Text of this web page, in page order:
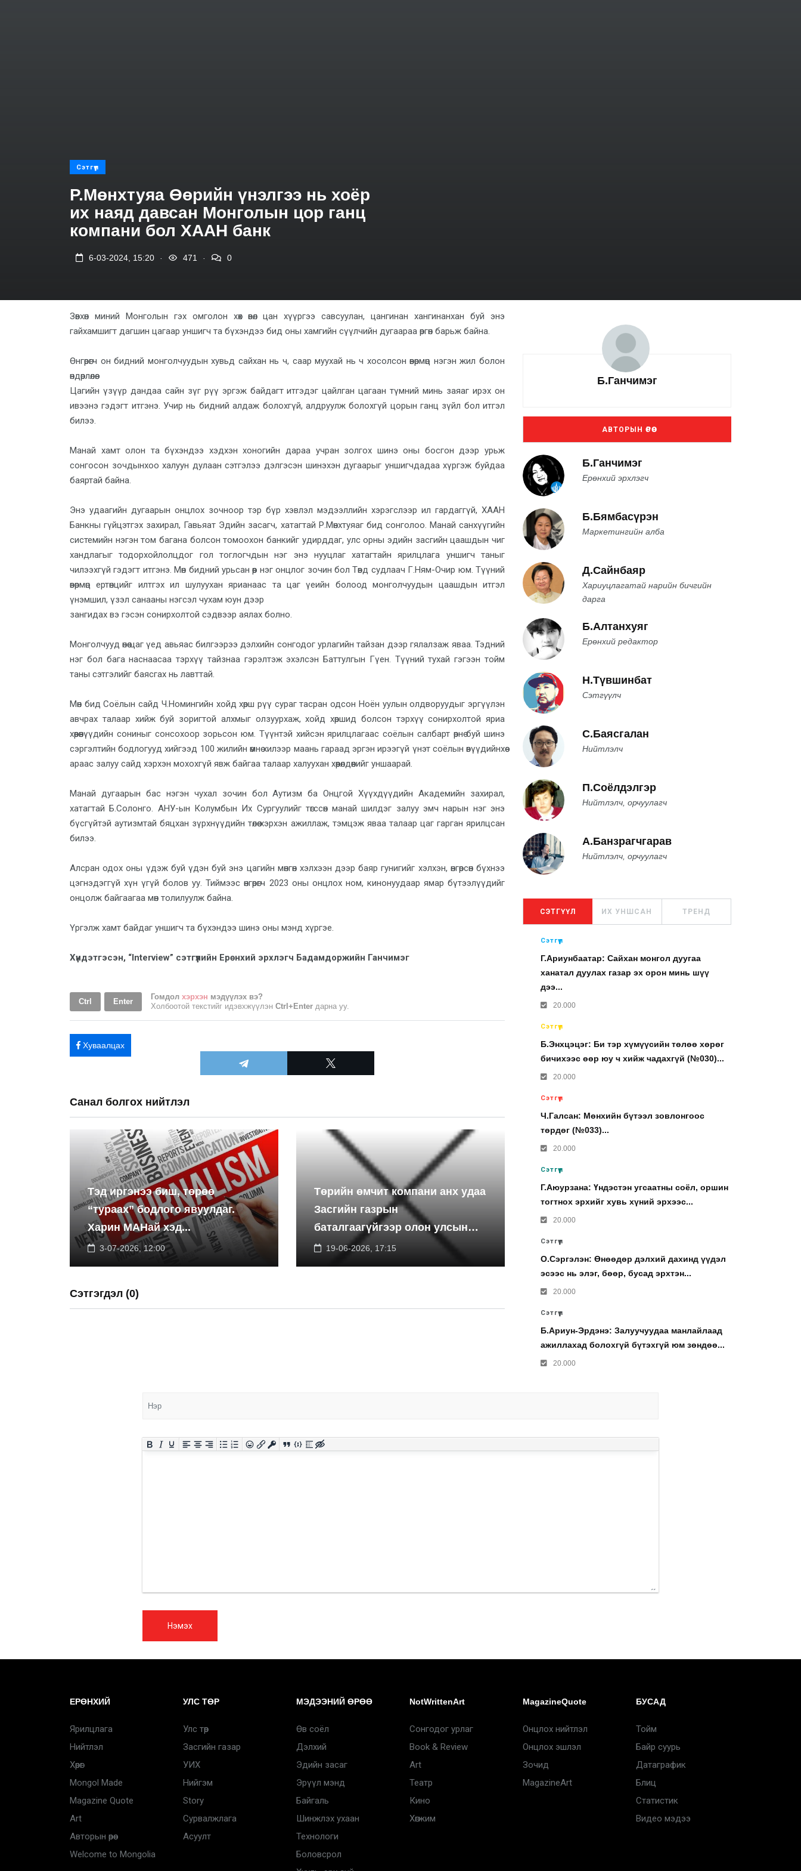
Сэтгүүл
Р.Мөнхтуяа Өөрийн үнэлгээ нь хоёр
их наяд давсан Монголын цор ганц
компани бол ХААН банк
6-03-2024, 15:20 471 0
Зөвхөн миний Монголын гэх омголон хөх өвөл цан хүүргээ савсуулан, цангинан хангинанхан буй энэ
гайхамшигт дагшин цагаар уншигч та бүхэндээ бид оны хамгийн сүүлчийн дугаараа өргөн барьж байна.
Өнгөрөгч он бидний монголчуудын хувьд сайхан нь ч, саар муухай нь ч хосолсон өвөрмөц нэгэн жил болон
өндөрлөлөө.
Цагийн үзүүр дандаа сайн зүг рүү эргэж байдагт итгэдэг цайлган цагаан түмний минь заяаг ирэх он
ивээнэ гэдэгт итгэнэ. Учир нь бидний алдаж болохгүй, алдруулж болохгүй цорын ганц зүйл бол итгэл
билээ.
Манай хамт олон та бүхэндээ хэдхэн хоногийн дараа учран золгох шинэ оны босгон дээр урьж
сонгосон зочдынхоо халуун дулаан сэтгэлээ дэлгэсэн шинэхэн дугаарыг уншигчдадаа хүргэж буйдаа
баяртай байна.
Энэ удаагийн дугаарын онцлох зочноор тэр бүр хэвлэл мэдээллийн хэрэгслээр ил гардаггүй, ХААН
Банкны гүйцэтгэх захирал, Гавьяат Эдийн засагч, хатагтай Р.Мөнхтуяаг бид сонголоо. Манай санхүүгийн
системийн нэгэн том багана болсон томоохон банкийг удирддаг, улс орны эдийн засгийн цаашдын чиг
хандлагыг тодорхойлолцдог гол тоглогчдын нэг энэ нууцлаг хатагтайн ярилцлага уншигч таныг
чилээхгүй гэдэгт итгэнэ. Мөн бидний урьсан өөр нэг онцлог зочин бол Төвд судлаач Г.Ням-Очир юм. Түүний
өвөрмөц ертөнцийг илтгэх ил шулуухан ярианаас та цаг үеийн болоод монголчуудын цаашдын итгэл
үнэмшил, үзэл санааны нэгсэл чухам юун дээр
зангидах вэ гэсэн сонирхолтой сэдвээр аялах болно.
Монголчууд өнөө цаг үед авьяас билгээрээ дэлхийн сонгодог урлагийн тайзан дээр гялалзаж яваа. Тэдний
нэг бол бага наснаасаа тэрхүү тайзнаа гэрэлтэж эхэлсэн Баттулгын Гүен. Түүний тухай гэгээн тойм
таны сэтгэлийг баясгах нь лавттай.
Мөн бид Соёлын сайд Ч.Номингийн хойд хөрш рүү сураг тасран одсон Ноён уулын олдворуудыг эргүүлэн
авчрах талаар хийж буй зоригтой алхмыг олзуурхаж, хойд хөршид болсон тэрхүү сонирхолтой яриа
хөөрөөнүүдийн сониныг сонсохоор зорьсон юм. Түүнтэй хийсэн ярилцлагаас соёлын салбарт өрнө буй шинэ
сэргэлтийн бодлогууд хийгээд 100 жилийн өмнө хилээр маань гараад эргэн ирээгүй үнэт соёлын өвүүдийнхөө
араас залуу сайд хэрхэн мохохгүй явж байгаа талаар халуухан хөөрөлдөөнийг уншаарай.
Манай дугаарын бас нэгэн чухал зочин бол Аутизм ба Онцгой Хүүхдүүдийн Академийн захирал,
хатагтай Б.Солонго. АНУ-ын Колумбын Их Сургуулийг төгссөн манай шилдэг залуу эмч нарын нэг энэ
бүсгүйтэй аутизмтай бяцхан зүрхнүүдийн төлөө хэрхэн ажиллаж, тэмцэж яваа талаар цаг гарган ярилцсан
билээ.
Алсран одох оны үдэж буй үдэн буй энэ цагийн мөнгөн хэлхээн дээр баяр гунигийг хэлхэн, өнгөрсөн бүхнээ
цэгнэдэггүй хүн үгүй болов уу. Тиймээс өнгөрөгч 2023 оны онцлох ном, кинонуудаар ямар бүтээлүүдийг
онцолж байгаагаа мөн толилуулж байна.
Үргэлж хамт байдаг уншигч та бүхэндээ шинэ оны мэнд хүргэе.
Хүндэтгэсэн, “Interview” сэтгүүлийн Ерөнхий эрхлэгч Бадамдоржийн Ганчимэг
Ctrl Enter
Гомдол хэрхэн мэдүүлэх вэ?
Холбоотой текстийг идэвхжүүлэн Ctrl+Enter дарна уу.
Хуваалцах
Санал болгох нийтлэл
Тэд иргэнээ биш, төрөө
“тураах” бодлого явуулдаг.
Харин МАНай хэд...
3-07-2026, 12:00
Төрийн өмчит компани анх удаа
Засгийн газрын
баталгаагүйгээр олон улсын
экспортын зээлийн санхүүжилт
19-06-2026, 17:15
Сэтгэгдэл (0)
Б.Ганчимэг
АВТОРЫН ӨРӨӨ
Б.Ганчимэг
Ерөнхий эрхлэгч
Б.Бямбасүрэн
Маркетингийн алба
Д.Сайнбаяр
Хариуцлагатай нарийн бичгийн
дарга
Б.Алтанхуяг
Ерөнхий редактор
Н.Түвшинбат
Сэтгүүлч
С.Баясгалан
Нийтлэлч
П.Соёлдэлгэр
Нийтлэлч, орчуулагч
А.Банзрагчгарав
Нийтлэлч, орчуулагч
СЭТГҮҮЛ ИХ УНШСАН ТРЕНД
Сэтгүүл
Г.Ариунбаатар: Сайхан монгол дуугаа
ханатал дуулах газар эх орон минь шүү
дээ...
20.000
Сэтгүүл
Б.Энхцэцэг: Би тэр хүмүүсийн төлөө хөрөг
бичихээс өөр юу ч хийж чадахгүй (№030)...
20.000
Сэтгүүл
Ч.Галсан: Мөнхийн бүтээл зовлонгоос
төрдөг (№033)...
20.000
Сэтгүүл
Г.Аюурзана: Үндэстэн угсаатны соёл, оршин
тогтнох эрхийг хувь хүний эрхээс...
20.000
Сэтгүүл
О.Сэргэлэн: Өнөөдөр дэлхий дахинд үүдэл
эсээс нь элэг, бөөр, бусад эрхтэн...
20.000
Сэтгүүл
Б.Ариун-Эрдэнэ: Залуучуудаа манлайлаад
ажиллахад болохгүй бүтэхгүй юм зөндөө...
20.000
Нэмэх
ЕРӨНХИЙ
Ярилцлага
Нийтлэл
Хөрөг
Mongol Made
Magazine Quote
Art
Авторын өрөө
Welcome to Mongolia
УЛС ТӨР
Улс төр
Засгийн газар
УИХ
Нийгэм
Story
Сурвалжлага
Асуулт
МЭДЭЭНИЙ ӨРӨӨ
Өв соёл
Дэлхий
Эдийн засаг
Эрүүл мэнд
Байгаль
Шинжлэх ухаан
Технологи
Боловсрол
NotWrittenArt
Сонгодог урлаг
Book & Review
Art
Театр
Кино
Хөгжим
MagazineQuote
Онцлох нийтлэл
Онцлох эшлэл
Зочид
MagazineArt
БУСАД
Тойм
Байр суурь
Датаграфик
Блиц
Статистик
Видео мэдээ